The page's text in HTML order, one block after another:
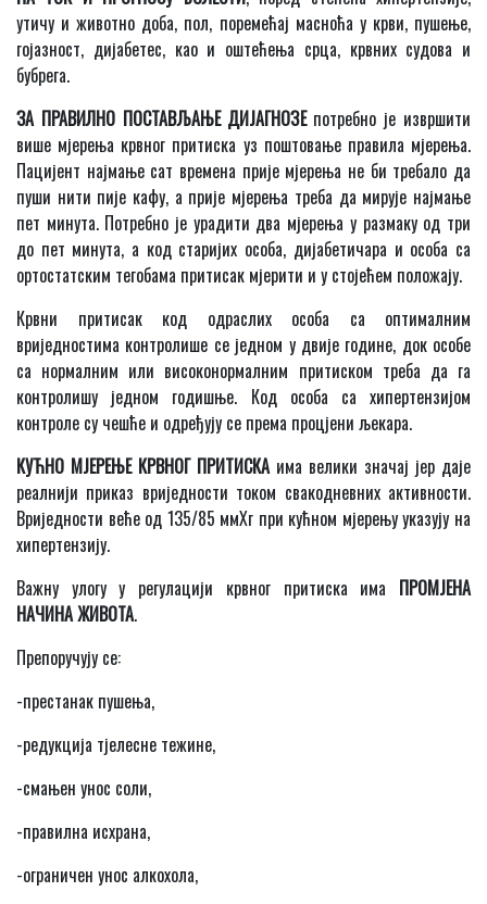
утичу и животно доба, пол, поремећај масноћа у крви, пушење,
гојазност, дијабетес, као и оштећења срца, крвних судова и
бубрега.
ЗА ПРАВИЛНО ПОСТАВЉАЊЕ ДИЈАГНОЗЕ потребно је извршити
више мјерења крвног притиска уз поштовање правила мјерења.
Пацијент најмање сат времена прије мјерења не би требало да
пуши нити пије кафу, а прије мјерења треба да мирује најмање
пет минута. Потребно је урадити два мјерења у размаку од три
до пет минута, а код старијих особа, дијабетичара и особа са
ортостатским тегобама притисак мјерити и у стојећем положају.
Крвни притисак код одраслих особа са оптималним
вриједностима контролише се једном у двије године, док особе
са нормалним или високонормалним притиском треба да га
контролишу једном годишње. Код особа са хипертензијом
контроле су чешће и одређују се према процјени љекара.
КУЋНО МЈЕРЕЊЕ КРВНОГ ПРИТИСКАима велики значај јер даје
реалнији приказ вриједности током свакодневних активности.
Вриједности веће од 135/85 ммХг при кућном мјерењу указују на
хипертензију.
Важну улогу у регулацији крвног притиска има ПРОМЈЕНА
НАЧИНА ЖИВОТА.
Препоручују се:
-престанак пушења,
-редукција тјелесне тежине,
-смањен унос соли,
-правилна исхрана,
-ограничен унос алкохола,